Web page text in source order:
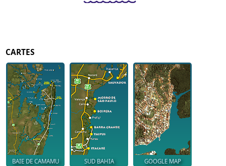
CARTES
BAIE DE CAMAMU SUD BAHIA GOOGLE MAP